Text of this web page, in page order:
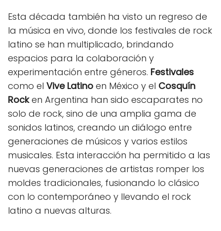
Esta década también ha visto un regreso de
la música en vivo, donde los festivales de rock
latino se han multiplicado, brindando
espacios para la colaboración y
experimentación entre géneros. Festivales
como el Vive Latino en México y el Cosquín
Rocken Argentina han sido escaparates no
solo de rock, sino de una amplia gama de
sonidos latinos, creando un diálogo entre
generaciones de músicos y varios estilos
musicales. Esta interacción ha permitido a las
nuevas generaciones de artistas romper los
moldes tradicionales, fusionando lo clásico
con lo contemporáneo y llevando el rock
latino a nuevas alturas.